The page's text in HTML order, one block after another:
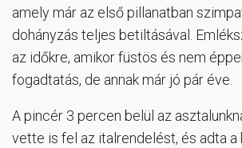
amely már az első pillanatban
dohányzás teljes betiltásával.
az időkre, amikor füstös és nem
fogadtatás, de annak már jó pár éve.
A pincér 3 percen belül az
vette is fel az italrendelést, és adta a